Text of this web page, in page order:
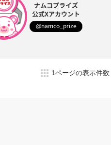
ナムコプライズ
公式Xアカウント
@namco_prize
1ページの表示件数